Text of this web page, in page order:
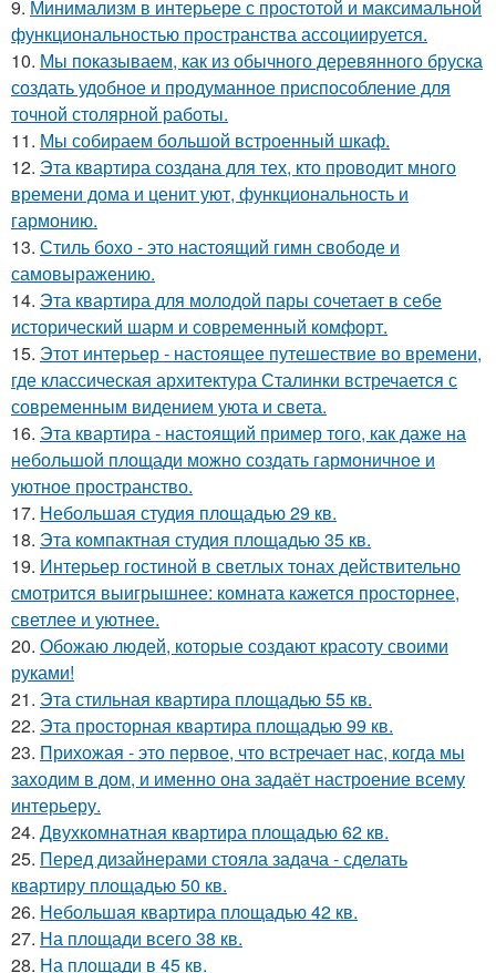
9. Минимализм в интерьере с простотой и максимальной
функциональностью пространства ассоциируется.
10. Мы показываем, как из обычного деревянного бруска
создать удобное и продуманное приспособление для
точной столярной работы.
11. Мы собираем большой встроенный шкаф.
12. Эта квартира создана для тех, кто проводит много
времени дома и ценит уют, функциональность и
гармонию.
13. Стиль бохо - это настоящий гимн свободе и
самовыражению.
14. Эта квартира для молодой пары сочетает в себе
исторический шарм и современный комфорт.
15. Этот интерьер - настоящее путешествие во времени,
где классическая архитектура Сталинки встречается с
современным видением уюта и света.
16. Эта квартира - настоящий пример того, как даже на
небольшой площади можно создать гармоничное и
уютное пространство.
17. Небольшая студия площадью 29 кв.
18. Эта компактная студия площадью 35 кв.
19. Интерьер гостиной в светлых тонах действительно
смотрится выигрышнее: комната кажется просторнее,
светлее и уютнее.
20. Обожаю людей, которые создают красоту своими
руками!
21. Эта стильная квартира площадью 55 кв.
22. Эта просторная квартира площадью 99 кв.
23. Прихожая - это первое, что встречает нас, когда мы
заходим в дом, и именно она задаёт настроение всему
интерьеру.
24. Двухкомнатная квартира площадью 62 кв.
25. Перед дизайнерами стояла задача - сделать
квартиру площадью 50 кв.
26. Небольшая квартира площадью 42 кв.
27. На площади всего 38 кв.
28. На площади в 45 кв.